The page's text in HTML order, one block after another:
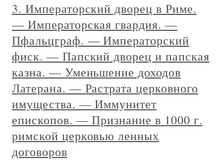
3. Императорский дворец в Риме.
— Императорская гвардия. —
Пфальцграф. — Императорский
фиск. — Папский дворец и папская
казна. — Уменьшение доходов
Латерана. — Растрата церковного
имущества. — Иммунитет
епископов. — Признание в 1000 г.
римской церковью ленных
договоров